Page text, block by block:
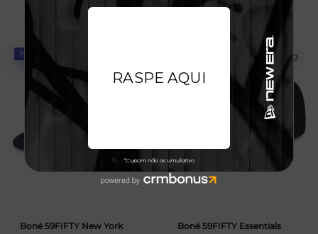
NOVIDADE
Boné 59FIFTY New York
Boné 59FIFTY Essentials